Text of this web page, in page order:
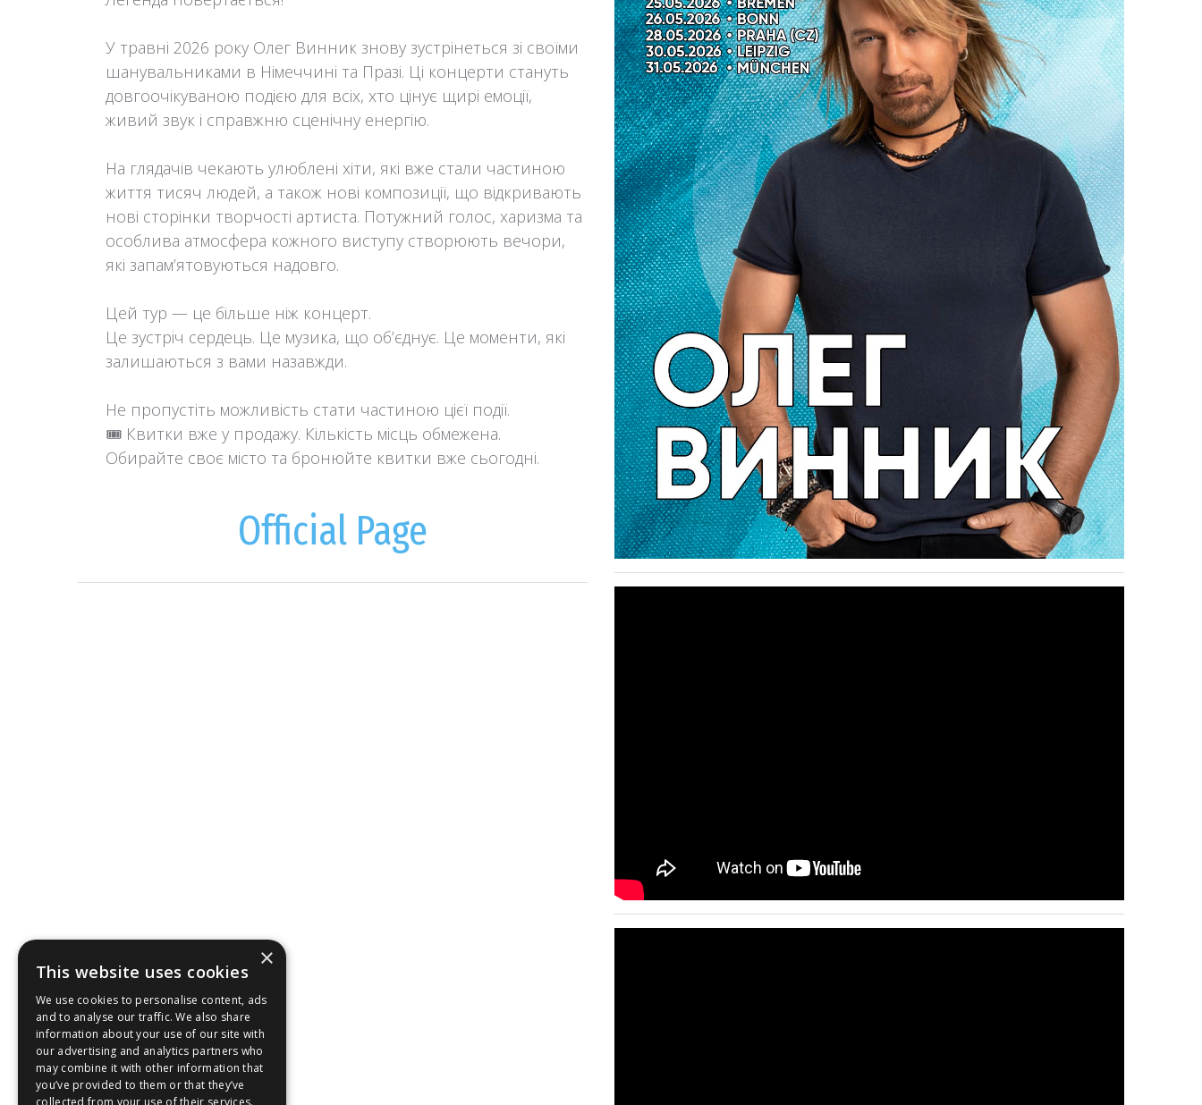
У травні 2026 року Олег Винник знову зустрінеться зі своїми
шанувальниками в Німеччині та Празі. Ці концерти стануть
довгоочікуваною подією для всіх, хто цінує щирі емоції,
живий звук і справжню сценічну енергію.
На глядачів чекають улюблені хіти, які вже стали частиною
життя тисяч людей, а також нові композиції, що відкривають
нові сторінки творчості артиста. Потужний голос, харизма та
особлива атмосфера кожного виступу створюють вечори,
які запам’ятовуються надовго.
Цей тур — це більше ніж концерт.
Це зустріч сердець. Це музика, що об’єднує. Це моменти, які
залишаються з вами назавжди.
Не пропустіть можливість стати частиною цієї події.
🎟 Квитки вже у продажу. Кількість місць обмежена.
Обирайте своє місто та бронюйте квитки вже сьогодні.
Official Page
×
This website uses cookies
We use cookies to personalise content, ads
and to analyse our traffic. We also share
information about your use of our site with
our advertising and analytics partners who
may combine it with other information that
you’ve provided to them or that they’ve
collected from your use of their services.